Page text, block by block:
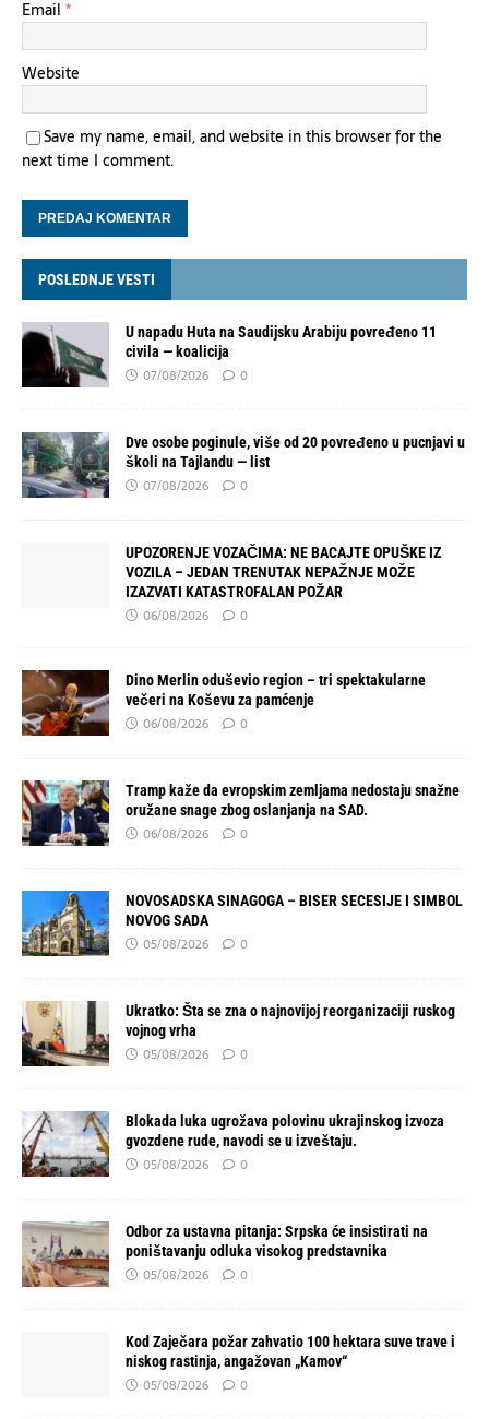
Email *
Website
Save my name, email, and website in this browser for the
next time I comment.
POSLEDNJE VESTI
U napadu Huta na Saudijsku Arabiju povređeno 11
civila — koalicija
07/08/2026 0
Dve osobe poginule, više od 20 povređeno u pucnjavi u
školi na Tajlandu — list
07/08/2026 0
UPOZORENJE VOZAČIMA: NE BACAJTE OPUŠKE IZ
VOZILA – JEDAN TRENUTAK NEPAŽNJE MOŽE
IZAZVATI KATASTROFALAN POŽAR
06/08/2026 0
Dino Merlin oduševio region – tri spektakularne
večeri na Koševu za pamćenje
06/08/2026 0
Tramp kaže da evropskim zemljama nedostaju snažne
oružane snage zbog oslanjanja na SAD.
06/08/2026 0
NOVOSADSKA SINAGOGA – BISER SECESIJE I SIMBOL
NOVOG SADA
05/08/2026 0
Ukratko: Šta se zna o najnovijoj reorganizaciji ruskog
vojnog vrha
05/08/2026 0
Blokada luka ugrožava polovinu ukrajinskog izvoza
gvozdene rude, navodi se u izveštaju.
05/08/2026 0
Odbor za ustavna pitanja: Srpska će insistirati na
poništavanju odluka visokog predstavnika
05/08/2026 0
Kod Zaječara požar zahvatio 100 hektara suve trave i
niskog rastinja, angažovan „Kamov“
05/08/2026 0